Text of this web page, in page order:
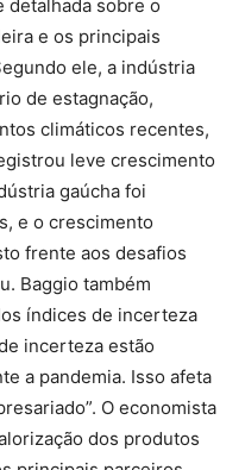
detalhada sobre o
e os principais
ele, a indústria
de estagnação,
climáticos recentes,
leve crescimento
gaúcha foi
e o crescimento
frente aos desafios
Baggio também
índices de incerteza
incerteza estão
a pandemia. Isso afeta
O economista
dos produtos